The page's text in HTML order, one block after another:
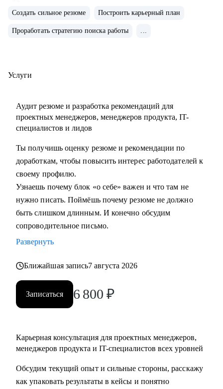
собеседований, изучил большое количество резюме.
предприятия» и «Проектное управление» для МИТУ
• Составить эффективное резюме
её достижения
• Разобрать любой продуктовый, управленческий или
• Дам рекомендации по управлению командой и её
развитию
Кому могу помочь:
• Начинающим и опытным управленцам
• Тем, кто хочет начать карьеру в IT в любом направлении
• Менеджерам продуктов, разработчикам, тестировщикам,
проектным менеджерам
карьеры
Создать сильное резюме Построить карьерный план
Проработать стратегию поиска работы ...
Услуги
Аудит резюме и разработка рекомендаций для
проектных менеджеров, менеджеров продукта, IT-
специалистов и лидов
Ты получишь оценку резюме и рекомендации по
доработкам, чтобы повысить интерес работодателей к
своему профилю.
Узнаешь почему блок «о себе» важен и что там не
нужно писать. Поймёшь почему резюме не должно
быть слишком длинным. И конечно обсудим
сопроводительное письмо.
Развернуть
Ближайшая запись7 августа 2026
Записаться 6 800 ₽
Карьерная консультация для проектных менеджеров,
менеджеров продукта и IT-специалистов всех уровней
Обсудим текущий опыт и сильные стороны, расскажу
как упаковать результаты в кейсы и понятно